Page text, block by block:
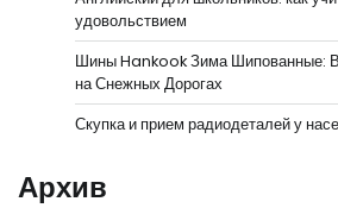
удовольствием
Шины Hankook Зима Шипованные:
на Снежных Дорогах
Скупка и прием радиодеталей у
Архив